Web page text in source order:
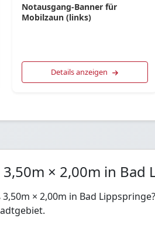
Notausgang-Banner für
Mobilzaun (links)
Details anzeigen
× 2,00m in
× 2,00m in Bad